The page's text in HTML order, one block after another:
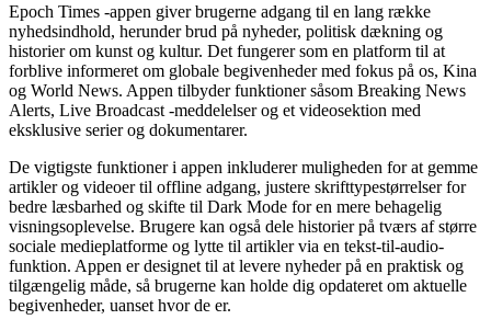
Epoch Times -appen giver brugerne adgang til en lang række
nyhedsindhold, herunder brud på nyheder, politisk dækning og
historier om kunst og kultur. Det fungerer som en platform til at
forblive informeret om globale begivenheder med fokus på os, Kina
og World News. Appen tilbyder funktioner såsom Breaking News
Alerts, Live Broadcast -meddelelser og et videosektion med
eksklusive serier og dokumentarer.
De vigtigste funktioner i appen inkluderer muligheden for at gemme
artikler og videoer til offline adgang, justere skrifttypestørrelser for
bedre læsbarhed og skifte til Dark Mode for en mere behagelig
visningsoplevelse. Brugere kan også dele historier på tværs af større
sociale medieplatforme og lytte til artikler via en tekst-til-audio-
funktion. Appen er designet til at levere nyheder på en praktisk og
tilgængelig måde, så brugerne kan holde dig opdateret om aktuelle
begivenheder, uanset hvor de er.